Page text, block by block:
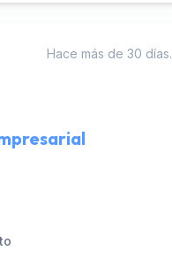
Hace más de 30 días.